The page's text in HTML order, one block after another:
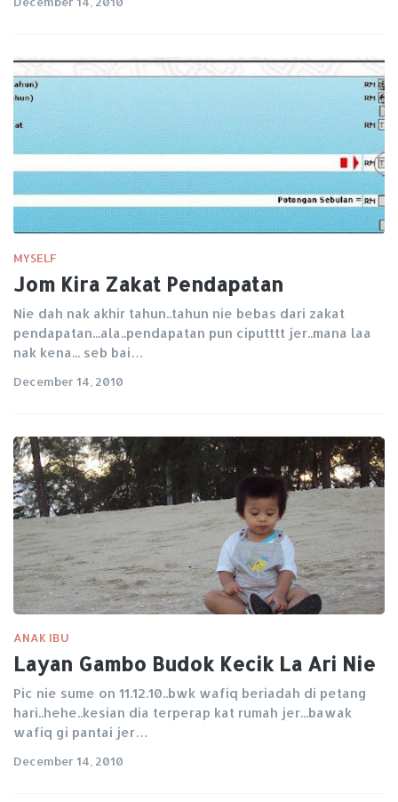
MYSELF
Jom Kira Zakat Pendapatan
Nie dah nak akhir tahun..tahun nie bebas dari zakat
pendapatan...ala..pendapatan pun ciputttt jer..mana laa
nak kena... seb bai…
December 14, 2010
ANAK IBU
Layan Gambo Budok Kecik La Ari Nie
Pic nie sume on 11.12.10..bwk wafiq beriadah di petang
hari..hehe..kesian dia terperap kat rumah jer...bawak
wafiq gi pantai jer…
December 14, 2010